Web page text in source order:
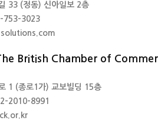
33 (정동) 신아일보 2층
753-3023
British Chamber of
1 (종로1가) 교보빌딩 15층
2010-8991